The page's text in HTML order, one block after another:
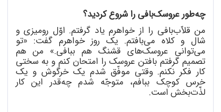
چهطور عروسکبافی را شروع کردید؟
من قلاّببافی را از خواهرم یاد گرفتم. اوّل رومیزی و
شال و کلاه میبافتم. یک روز خواهرم گفت: «تو
میتوانی عروسکهای قشنگ هم ببافی.» من هم
تصمیم گرفتم بافتن عروسک را امتحان کنم و به سختی
کار فکر نکنم. وقتی موفّق شدم یک خرگوش و یک
خرس کوچک ببافم، متوجّه شدم چهقدر این کار
لذّتبخش است.